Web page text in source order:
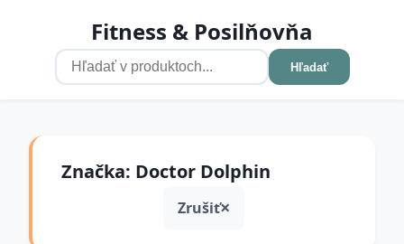
Fitness & Posilňovňa
Hľadať
Značka: Doctor Dolphin
Zrušiť